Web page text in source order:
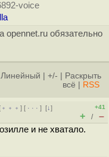
voice
opennet.ru обязательно
Линейный +/-
Раскрыть
всё
RSS
﹢﹢﹢] [ · · ·][↓]
+41
+ / –
и не хватало.